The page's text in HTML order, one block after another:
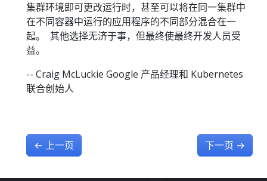
集群环境即可更改运行时，甚至可以将在同一集群中
在不同容器中运行的应用程序的不同部分混合在一
起。 其他选择无济于事，但最终使最终开发人员受
益。
-- Craig McLuckie Google 产品经理和 Kubernetes
联合创始人
← 上一页 下一页 →